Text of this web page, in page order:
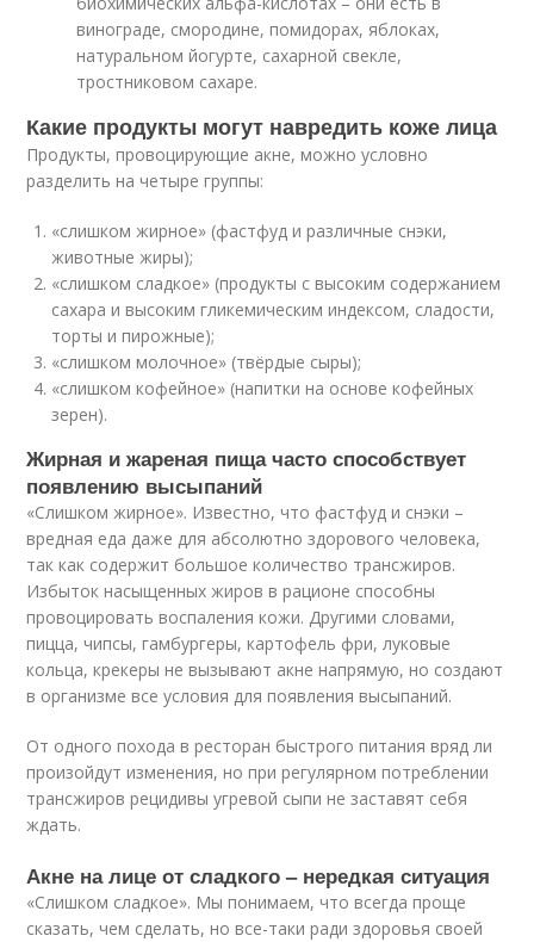
винограде, смородине, помидорах, яблоках,
натуральном йогурте, сахарной свекле,
тростниковом сахаре.
Какие продукты могут навредить коже лица
Продукты, провоцирующие акне, можно условно
разделить на четыре группы:
«слишком жирное» (фастфуд и различные снэки,
животные жиры);
«слишком сладкое» (продукты с высоким содержанием
сахара и высоким гликемическим индексом, сладости,
торты и пирожные);
«слишком молочное» (твёрдые сыры);
«слишком кофейное» (напитки на основе кофейных
зерен).
Жирная и жареная пища часто способствует
появлению высыпаний
«Слишком жирное». Известно, что фастфуд и снэки –
вредная еда даже для абсолютно здорового человека,
так как содержит большое количество трансжиров.
Избыток насыщенных жиров в рационе способны
провоцировать воспаления кожи. Другими словами,
пицца, чипсы, гамбургеры, картофель фри, луковые
кольца, крекеры не вызывают акне напрямую, но создают
в организме все условия для появления высыпаний.
От одного похода в ресторан быстрого питания вряд ли
произойдут изменения, но при регулярном потреблении
трансжиров рецидивы угревой сыпи не заставят себя
ждать.
Акне на лице от сладкого – нередкая ситуация
«Слишком сладкое». Мы понимаем, что всегда проще
сказать, чем сделать, но все-таки ради здоровья своей